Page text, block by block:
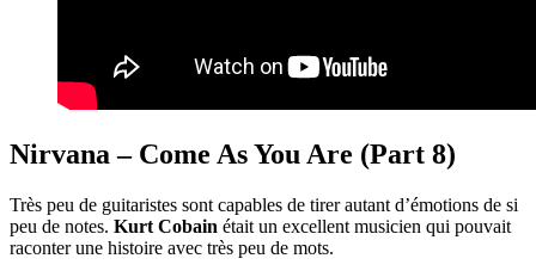
Nirvana – Come As You Are (Part 8)
Très peu de guitaristes sont capables de tirer autant d’émotions de si
peu de notes. Kurt Cobain était un excellent musicien qui pouvait
raconter une histoire avec très peu de mots.